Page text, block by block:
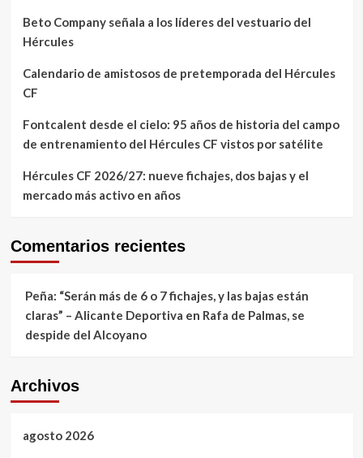
Beto Company señala a los líderes del vestuario del
Hércules
Calendario de amistosos de pretemporada del Hércules
CF
Fontcalent desde el cielo: 95 años de historia del campo
de entrenamiento del Hércules CF vistos por satélite
Hércules CF 2026/27: nueve fichajes, dos bajas y el
mercado más activo en años
Comentarios recientes
Peña: “Serán más de 6 o 7 fichajes, y las bajas están
claras” – Alicante Deportiva en Rafa de Palmas, se
despide del Alcoyano
Archivos
agosto 2026